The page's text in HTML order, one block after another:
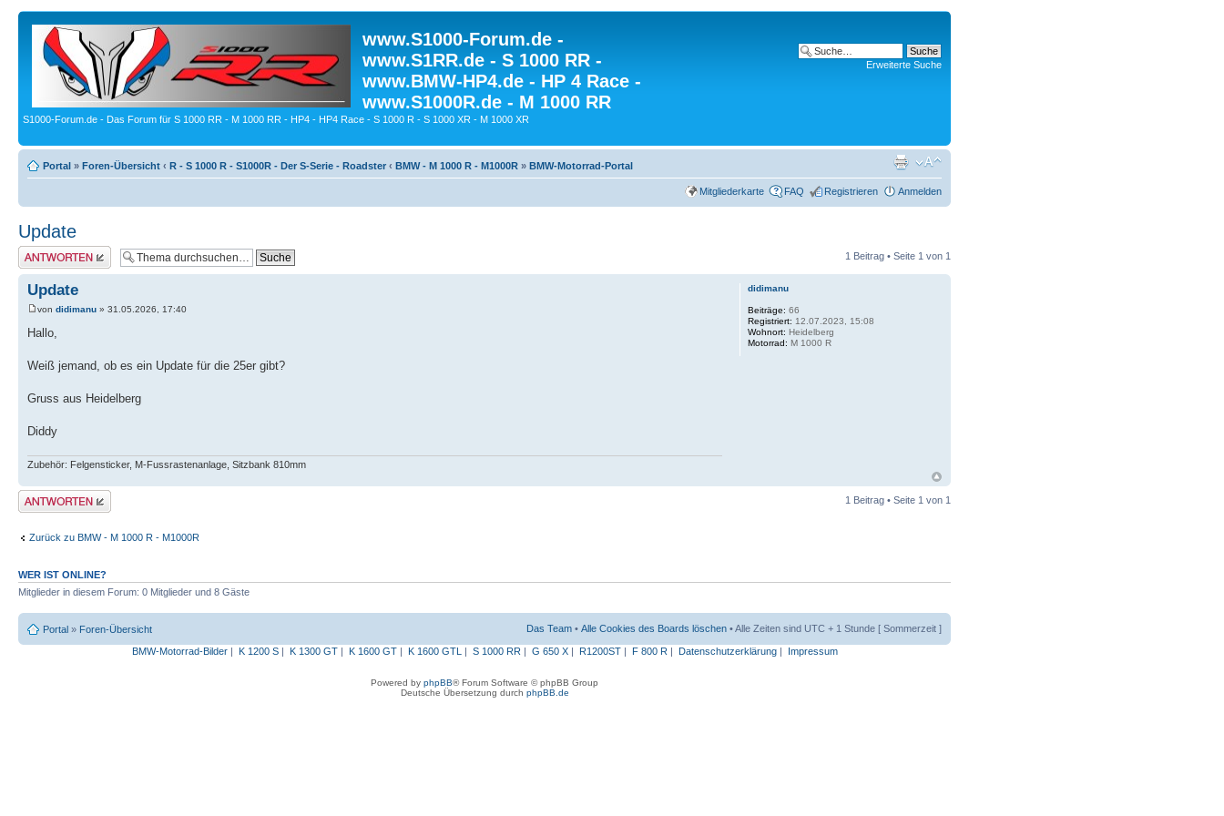
www.S1000-Forum.de -
www.S1RR.de - S 1000 RR -
www.BMW-HP4.de - HP 4 Race -
www.S1000R.de - M 1000 RR
S1000-Forum.de - Das Forum für S 1000 RR - M 1000 RR - HP4 - HP4 Race - S 1000 R - S 1000 XR - M 1000 XR
Erweiterte Suche
Portal » Foren-Übersicht ‹ R - S 1000 R - S1000R - Der S-Serie - Roadster ‹ BMW - M 1000 R - M1000R » BMW-Motorrad-Portal
Mitgliederkarte FAQ Registrieren Anmelden
Update
Antwort erstellen 1 Beitrag • Seite 1 von 1
Update
von didimanu » 31.05.2026, 17:40
Hallo,
Weiß jemand, ob es ein Update für die 25er gibt?
Gruss aus Heidelberg
Diddy
Zubehör: Felgensticker, M-Fussrastenanlage, Sitzbank 810mm
didimanu
Beiträge: 66
Registriert: 12.07.2023, 15:08
Wohnort: Heidelberg
Motorrad: M 1000 R
Antwort erstellen 1 Beitrag • Seite 1 von 1
Zurück zu BMW - M 1000 R - M1000R
WER IST ONLINE?
Mitglieder in diesem Forum: 0 Mitglieder und 8 Gäste
Portal » Foren-Übersicht Das Team • Alle Cookies des Boards löschen • Alle Zeiten sind UTC + 1 Stunde [ Sommerzeit ]
BMW-Motorrad-Bilder| K 1200 S| K 1300 GT| K 1600 GT| K 1600 GTL S 1000 RR G 650 X| R1200ST| F 800 R Datenschutzerklärung| Impressum
Powered by phpBB® Forum Software © phpBB Group
Deutsche Übersetzung durch phpBB.de